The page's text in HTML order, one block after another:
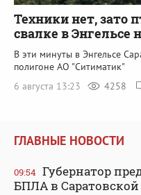
Техники нет, зато
свалке в Энгельсе
В эти минуты в Энгельсе
полигоне АО "Ситиматик"
6 августа 13:23
4258
ГЛАВНЫЕ НОВОСТИ
09:54 Губернатор
БПЛА в Саратовской